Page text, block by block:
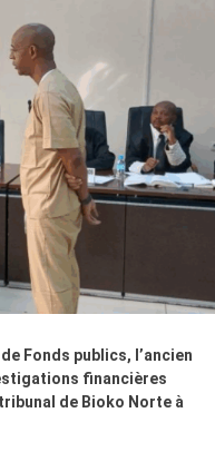
Fonds publics, l’ancien
financières
de Bioko Norte à